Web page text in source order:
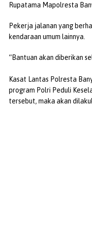
Rupatama Mapolresta
Pekerja jalanan yang
kendaraan umum lainnya.
“Bantuan akan diberikan
Kasat Lantas Polresta
program Polri Peduli
tersebut, maka akan